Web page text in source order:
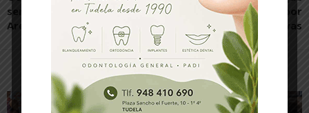
semana para el Baloncesto
Arenas
sanidad queremos?, por
Fernando Rivas
Artículos relacionados Más del autor